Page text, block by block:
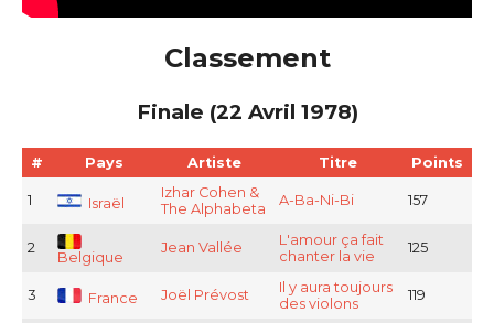
Classement
Finale (22 Avril 1978)
# Pays Artiste Titre Points
1 Israël
Izhar Cohen &
The Alphabeta
A-Ba-Ni-Bi 157
2
Belgique
Jean Vallée
L'amour ça fait
chanter la vie
125
3 France Joël Prévost
Il y aura toujours
des violons
119